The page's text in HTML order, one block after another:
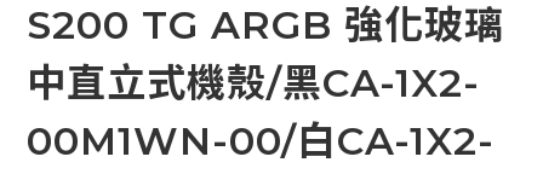
S200 TG ARGB 強化玻璃
中直立式機殼/黑CA-1X2-
00M1WN-00/白CA-1X2-